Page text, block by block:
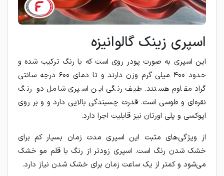
اسپری زینک گالوانیزه
این اسپری به صورت پودر روی است که با رنگ ترکیب شده و
حدود ۴۰۰ میلی گرم وزن دارند و تا دمای ۶۰۰ درجه سانتی
گراد مقاوم هستند. طیف رنگی این اسپری شامل دو رنگ
نقره‌ای و طوسی است. قدرت چسبندگی بالایی دارد و و بر روی
اپوکسی و پلی اورتان نیز قابلیت اجرا دارد.
از ویژگی‌های مثبت این اسپری مدت زمان بسیار کم برای
خشک شدن رنگ است. اسپری زودتر از رنگ با قلم مو خشک
می‌شود و کمتر از یک ساعت زمان برای خشک شدن نیاز دارد.